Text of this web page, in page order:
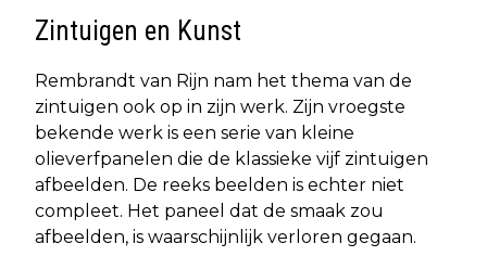
Zintuigen en Kunst
Rembrandt van Rijn nam het thema van de
zintuigen ook op in zijn werk. Zijn vroegste
bekende werk is een serie van kleine
olieverfpanelen die de klassieke vijf zintuigen
afbeelden. De reeks beelden is echter niet
compleet. Het paneel dat de smaak zou
afbeelden, is waarschijnlijk verloren gegaan.